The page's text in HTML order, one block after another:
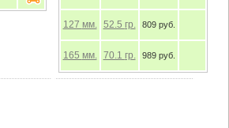
127 мм. 52.5 гр. 809 руб.
165 мм. 70.1 гр. 989 руб.